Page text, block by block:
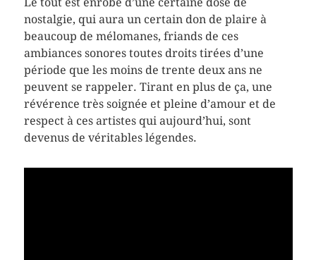
nostalgie, qui aura un certain don de plaire à
beaucoup de mélomanes, friands de ces
ambiances sonores toutes droits tirées d’une
période que les moins de trente deux ans ne
peuvent se rappeler. Tirant en plus de ça, une
révérence très soignée et pleine d’amour et de
respect à ces artistes qui aujourd’hui, sont
devenus de véritables légendes.